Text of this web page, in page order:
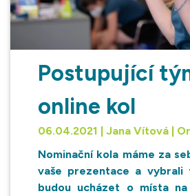
Postupující
online kol
06.04.2021 | Jana Vítová |
Nominační kola máme za
vaše prezentace a vybrali
budou ucházet o místa